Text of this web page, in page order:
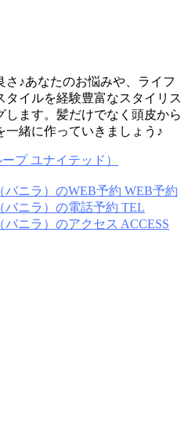
♪あなたのお悩みや、ライフ
タイルを経験豊富なスタイリス
します。髪だけでなく頭皮から
緒に作っていきましょう♪
WEB予約
TEL
ACCESS